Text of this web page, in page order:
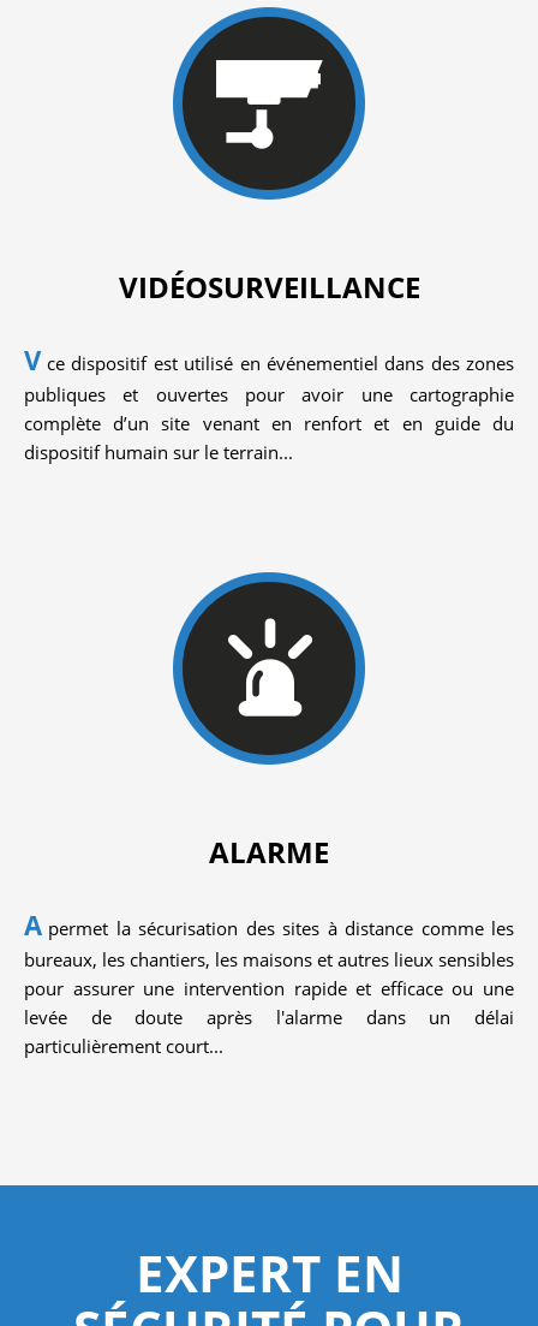
VIDÉOSURVEILLANCE
V ce dispositif est utilisé en événementiel dans des zones
publiques et ouvertes pour avoir une cartographie
complète d’un site venant en renfort et en guide du
dispositif humain sur le terrain...
ALARME
A permet la sécurisation des sites à distance comme les
bureaux, les chantiers, les maisons et autres lieux sensibles
pour assurer une intervention rapide et efficace ou une
levée de doute après l'alarme dans un délai
particulièrement court...
EXPERT EN